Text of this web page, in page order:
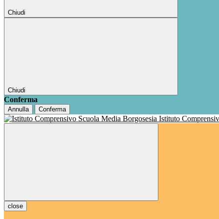
Chiudi
Chiudi
Conferma
Annulla Conferma
Istituto
close